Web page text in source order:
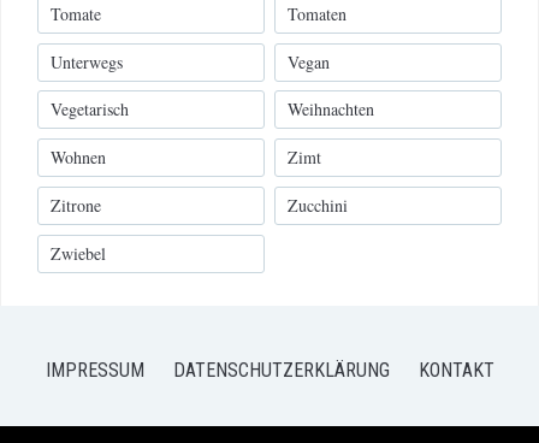
Tomate Tomaten
Unterwegs Vegan
Vegetarisch Weihnachten
Wohnen Zimt
Zitrone Zucchini
Zwiebel
IMPRESSUM DATENSCHUTZERKLÄRUNG KONTAKT